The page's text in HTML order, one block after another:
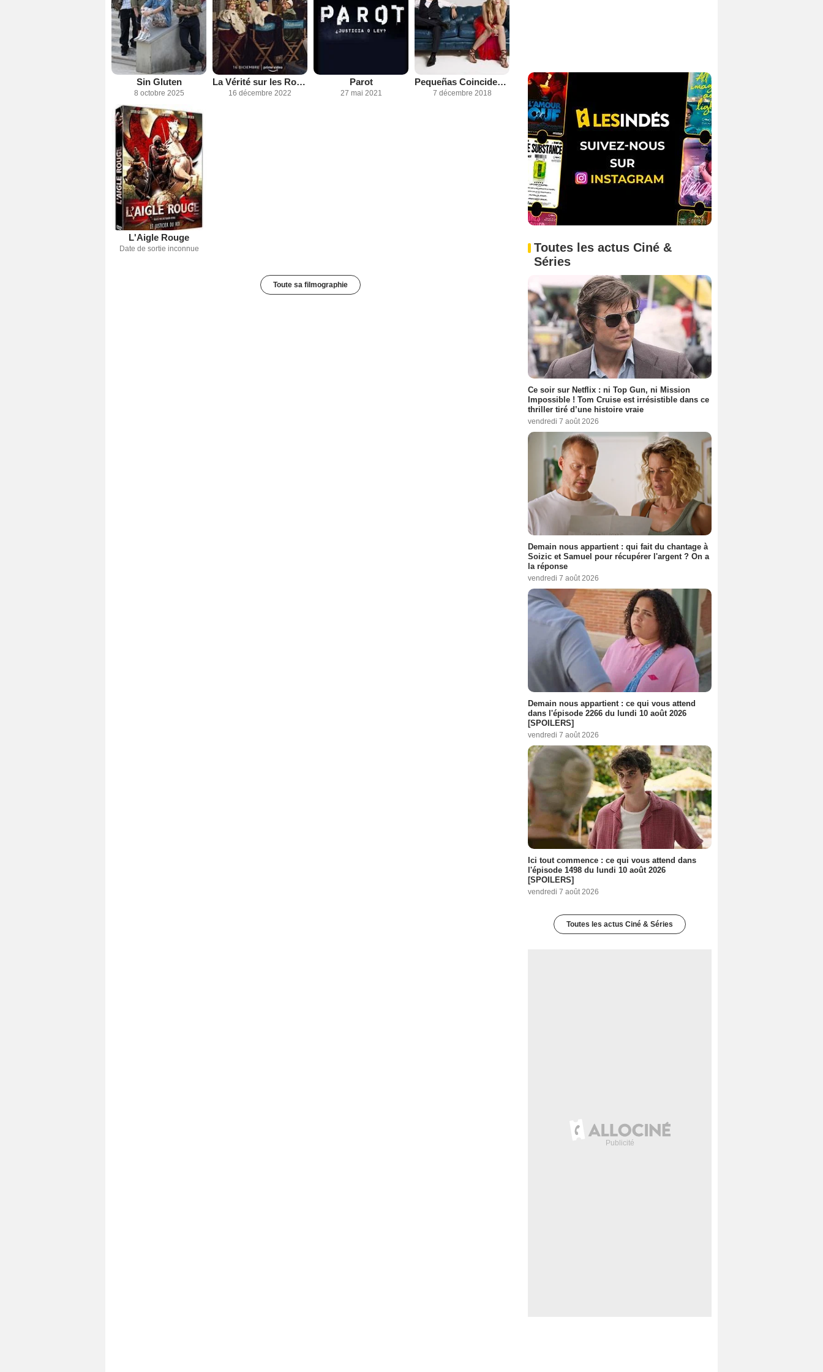
Sin Gluten
8 octobre 2025
La Vérité sur les Rois Mages
16 décembre 2022
Parot
27 mai 2021
Pequeñas Coincidencias
7 décembre 2018
L'Aigle Rouge
Date de sortie inconnue
Toute sa filmographie
Toutes les actus Ciné &
Séries
Ce soir sur Netflix : ni Top Gun, ni Mission
Impossible ! Tom Cruise est irrésistible dans ce
thriller tiré d’une histoire vraie
vendredi 7 août 2026
Demain nous appartient : qui fait du chantage à
Soizic et Samuel pour récupérer l'argent ? On a
la réponse
vendredi 7 août 2026
Demain nous appartient : ce qui vous attend
dans l'épisode 2266 du lundi 10 août 2026
[SPOILERS]
vendredi 7 août 2026
Ici tout commence : ce qui vous attend dans
l'épisode 1498 du lundi 10 août 2026
[SPOILERS]
vendredi 7 août 2026
Toutes les actus Ciné & Séries